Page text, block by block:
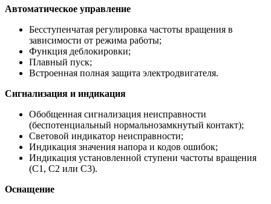
Автоматическое управление
Бесступенчатая регулировка частоты вращения в
зависимости от режима работы;
Функция деблокировки;
Плавный пуск;
Встроенная полная защита электродвигателя.
Сигнализация и индикация
Обобщенная сигнализация неисправности
(беспотенциальный нормальнозамкнутый контакт);
Световой индикатор неисправности;
Индикация значения напора и кодов ошибок;
Индикация установленной ступени частоты вращения
(C1, C2 или C3).
Оснащение